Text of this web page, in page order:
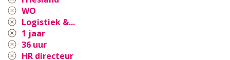
WO
Logistiek &...
1 jaar
36 uur
HR directeur